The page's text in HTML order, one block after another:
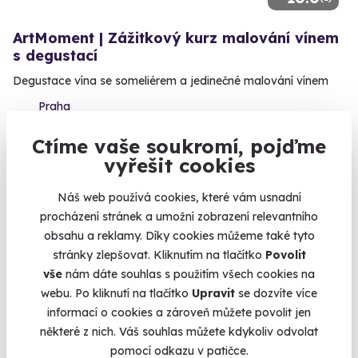
Ctíme vaše soukromí, pojďme
vyřešit cookies
Náš web používá cookies, které vám usnadní
procházení stránek a umožní zobrazení relevantního
obsahu a reklamy. Díky cookies můžeme také tyto
stránky zlepšovat. Kliknutím na tlačítko Povolit
vše nám dáte souhlas s použitím všech cookies na
webu. Po kliknutí na tlačítko Upravit se dozvíte více
informací o cookies a zároveň můžete povolit jen
některé z nich. Váš souhlas můžete kdykoliv odvolat
pomocí odkazu v patičce.
ArtMoment | Zážitkový kurz malování vínem
s degustací
Degustace vína se someliérem a jedinečné malování vínem
Praha
2 490 Kč